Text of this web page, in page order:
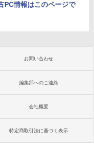
PC情報はこのページで
お問い合わせ
編集部へのご連絡
会社概要
特定商取引法に基づく表示